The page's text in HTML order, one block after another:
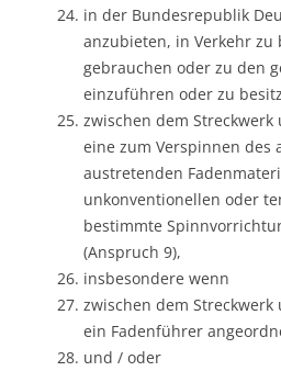
in der Bundesrepublik
anzubieten, in Verkehr zu
gebrauchen oder zu den
einzuführen oder zu
zwischen dem
eine zum Verspinnen des
austretenden
unkonventionellen oder
bestimmte
(Anspruch 9),
insbesondere wenn
zwischen dem
ein Fadenführer
und / oder